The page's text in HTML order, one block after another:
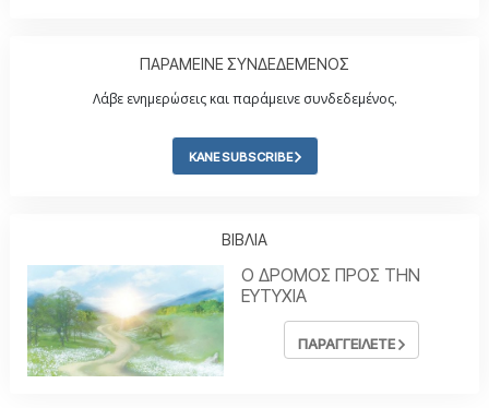
ΠΑΡΑΜΕΙΝΕ ΣΥΝΔΕΔΕΜΕΝΟΣ
Λάβε ενημερώσεις και παράμεινε συνδεδεμένος.
ΚΑΝΕ SUBSCRIBE
ΒΙΒΛΙΑ
Ο ΔΡΟΜΟΣ ΠΡΟΣ ΤΗΝ
ΕΥΤΥΧΙΑ
ΠΑΡΑΓΓΕΙΛΕΤΕ